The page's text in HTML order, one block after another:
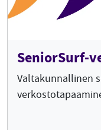
SeniorSurf-
Valtakunnallinen